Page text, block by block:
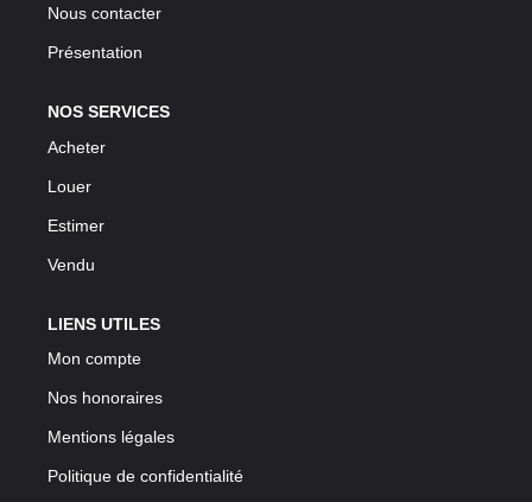
Nous contacter
Présentation
NOS SERVICES
Acheter
Louer
Estimer
Vendu
LIENS UTILES
Mon compte
Nos honoraires
Mentions légales
Politique de confidentialité